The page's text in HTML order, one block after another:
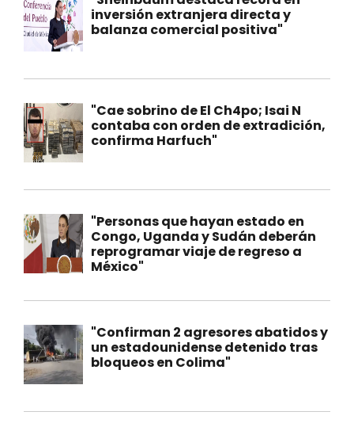
inversión extranjera directa y
balanza comercial positiva"
"Cae sobrino de El Ch4po; Isai N
contaba con orden de extradición,
confirma Harfuch"
"Personas que hayan estado en
Congo, Uganda y Sudán deberán
reprogramar viaje de regreso a
México"
"Confirman 2 agresores abatidos y
un estadounidense detenido tras
bloqueos en Colima"